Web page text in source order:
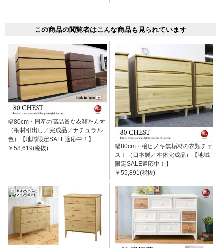
この商品の閲覧者はこんな商品も見られています
幅80cm・国産の高品質な衣類たんす
（桐材引出し／完成品／ナチュラル
色）【地域限定SALE適応中！】
￥58,619(税抜)
幅80cm・檜ヒノキ無垢材の衣類チェ
スト（日本製／本体完成品）【地域
限定SALE適応中！】
￥55,891(税抜)